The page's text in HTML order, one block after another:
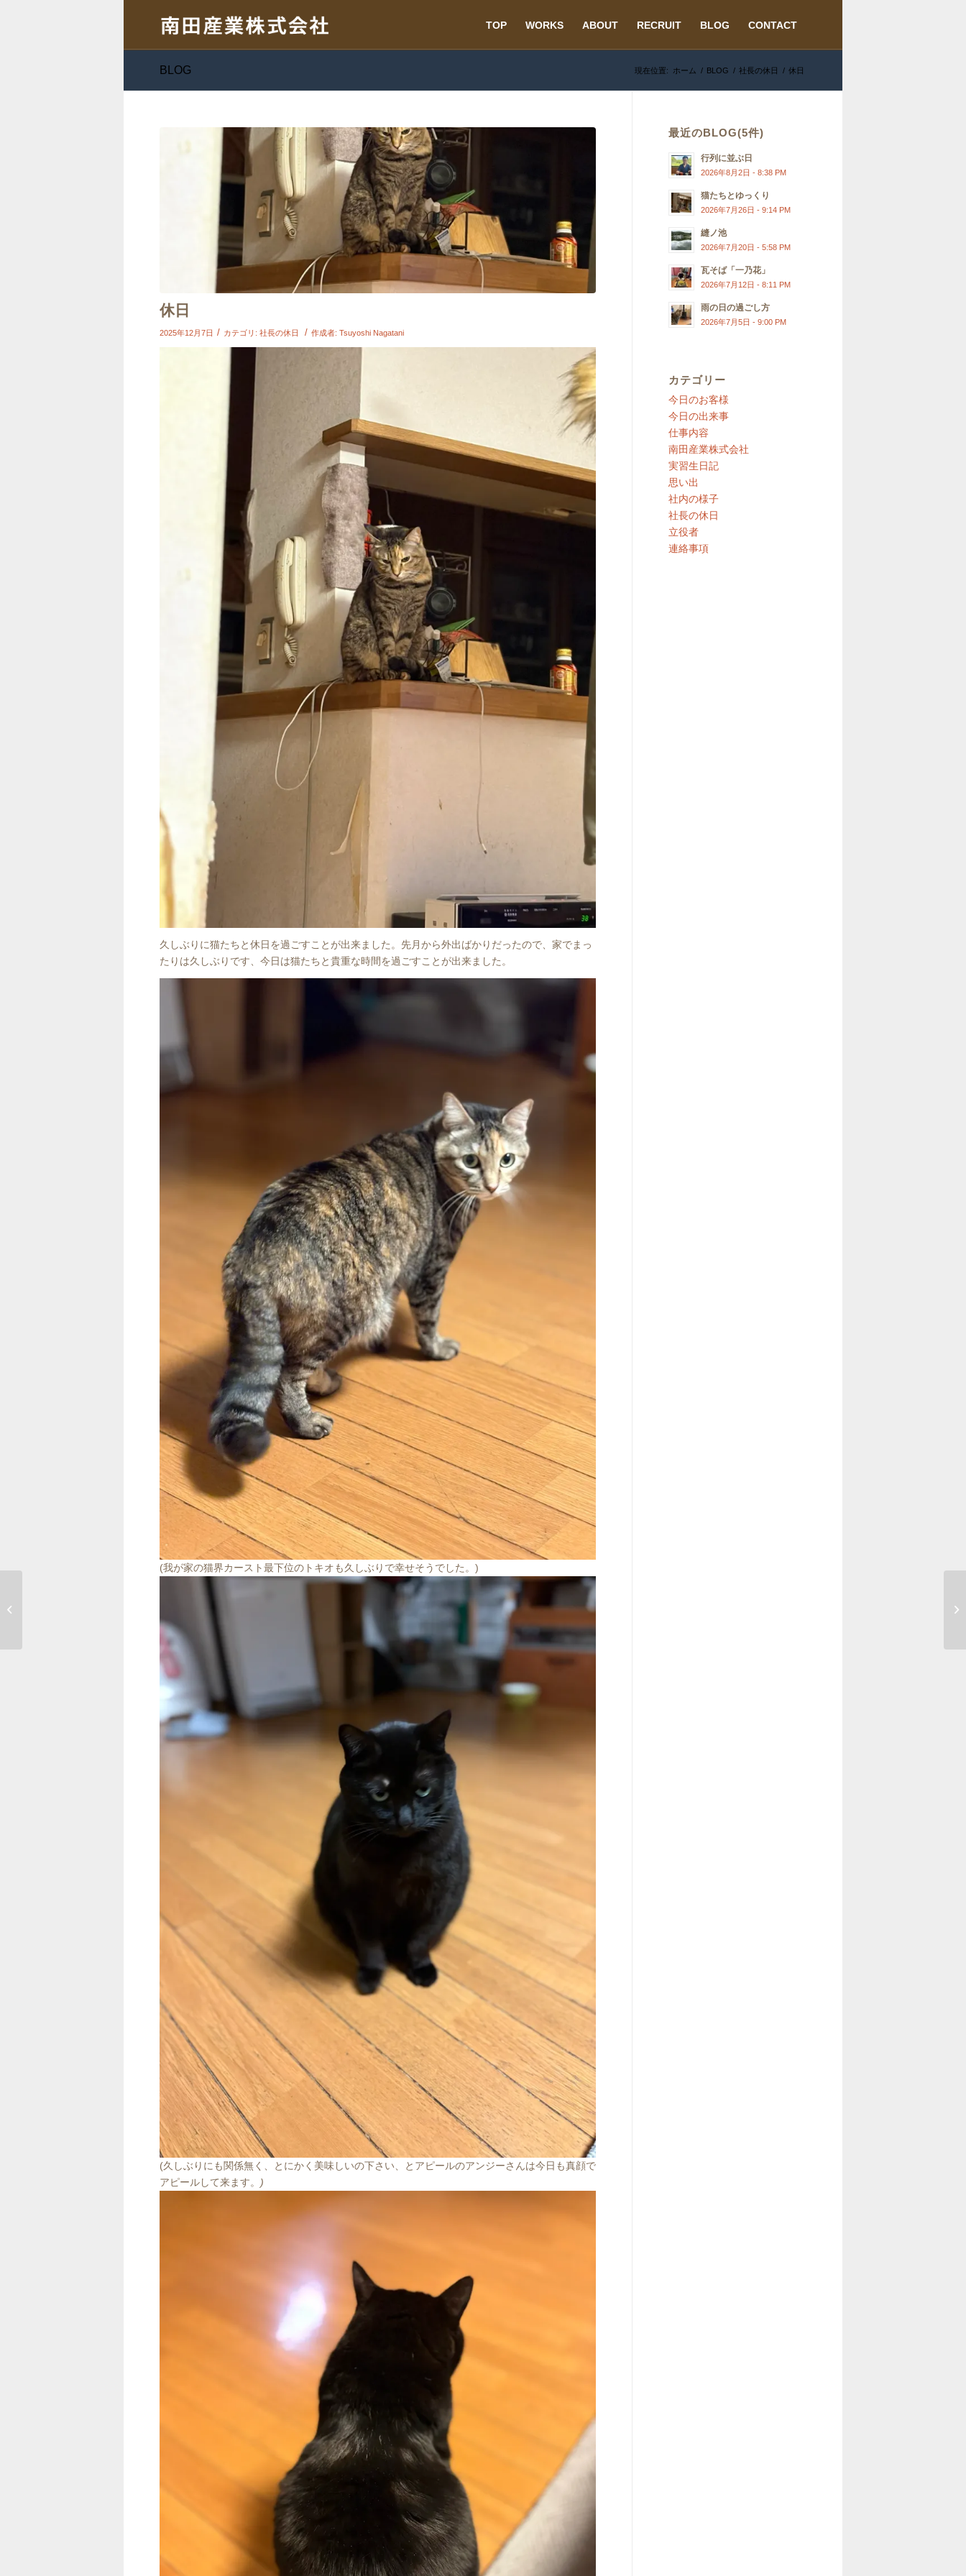
TOP WORKS ABOUT RECRUIT BLOG CONTACT
BLOG 現在位置: ホーム / BLOG / 社長の休日 / 休日
休日
2025年12月7日 / カテゴリ: 社長の休日 / 作成者: Tsuyoshi Nagatani
久しぶりに猫たちと休日を過ごすことが出来ました。先月から外出ばかりだったので、家でまっ
たりは久しぶりです、今日は猫たちと貴重な時間を過ごすことが出来ました。
(我が家の猫界カースト最下位のトキオも久しぶりで幸せそうでした。)
(久しぶりにも関係無く、とにかく美味しいの下さい、とアピールのアンジーさんは今日も真顔で
アピールして来ます。 )
最近のBLOG(5件)
行列に並ぶ日
2026年8月2日 - 8:38 PM
猫たちとゆっくり
2026年7月26日 - 9:14 PM
縫ノ池
2026年7月20日 - 5:58 PM
瓦そば「一乃花」
2026年7月12日 - 8:11 PM
雨の日の過ごし方
2026年7月5日 - 9:00 PM
カテゴリー
今日のお客様
今日の出来事
仕事内容
南田産業株式会社
実習生日記
思い出
社内の様子
社長の休日
立役者
連絡事項